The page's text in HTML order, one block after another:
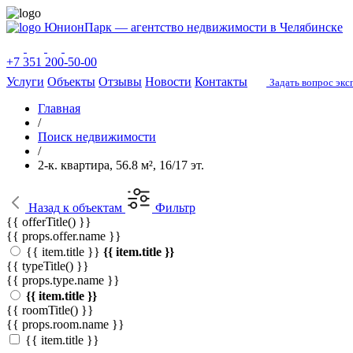
ЮнионПарк — агентство недвижимости в Челябинске
+7 351 200-50-00
Услуги Объекты Отзывы Новости Контакты Задать вопрос
Главная
/
Поиск недвижимости
/
2-к. квартира, 56.8 м², 16/17 эт.
Назад к объектам
Фильтр
{{ offerTitle() }}
{{ props.offer.name }}
{{ item.title }} {{ item.title }}
{{ typeTitle() }}
{{ props.type.name }}
{{ item.title }}
{{ roomTitle() }}
{{ props.room.name }}
{{ item.title }}